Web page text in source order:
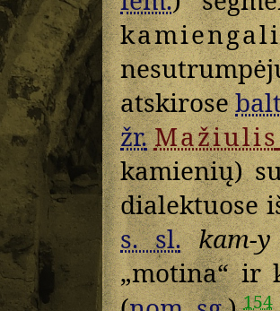
atskirose
žr. Mažiulis
kamienių)
dialektuose
s. sl. kam-y
„motina“
154